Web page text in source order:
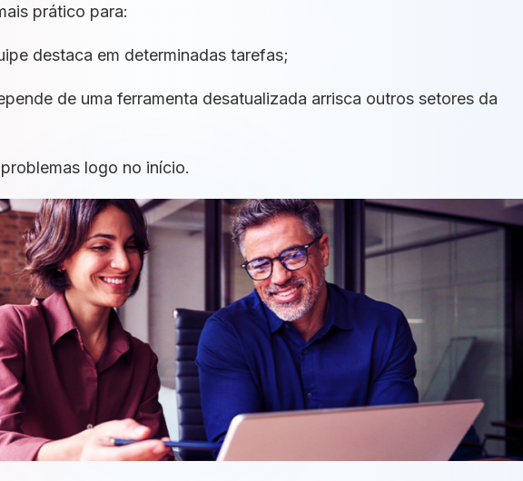
prático para:
destaca em determinadas tarefas;
de uma ferramenta desatualizada arrisca outros setores da
logo no início.